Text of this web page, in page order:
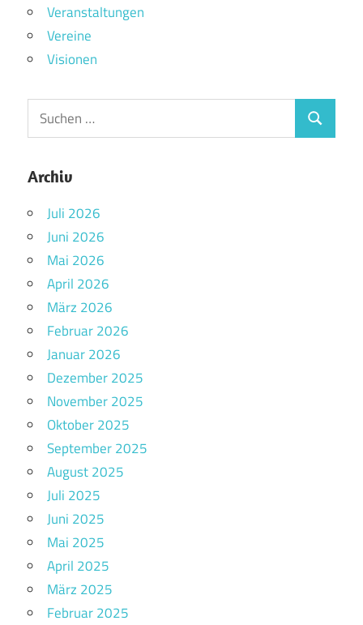
Veranstaltungen
Vereine
Visionen
Archiv
Juli 2026
Juni 2026
Mai 2026
April 2026
März 2026
Februar 2026
Januar 2026
Dezember 2025
November 2025
Oktober 2025
September 2025
August 2025
Juli 2025
Juni 2025
Mai 2025
April 2025
März 2025
Februar 2025